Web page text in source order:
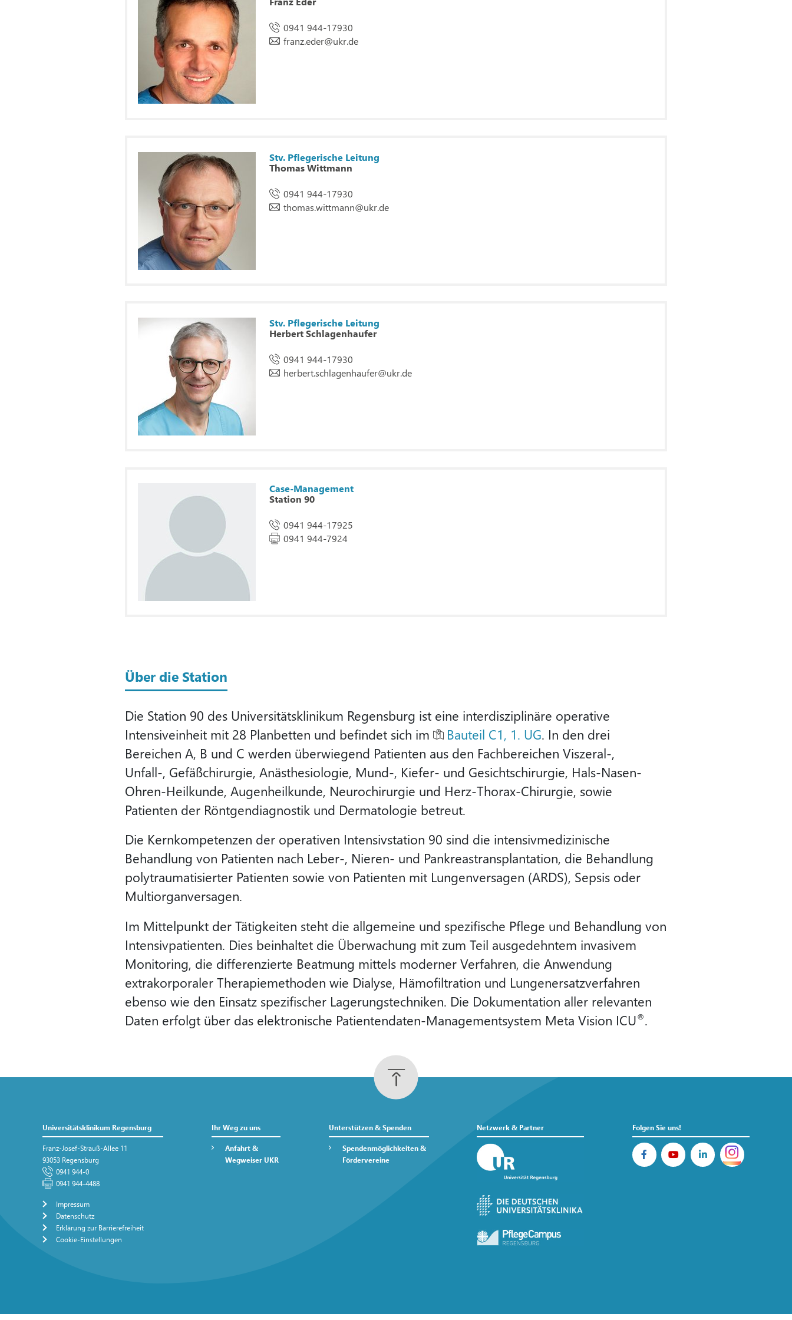
0941 944-17930
franz.eder@ukr.de
Stv. Pflegerische Leitung
Thomas Wittmann
0941 944-17930
thomas.wittmann@ukr.de
Stv. Pflegerische Leitung
Herbert Schlagenhaufer
0941 944-17930
herbert.schlagenhaufer@ukr.de
Case-Management
Station 90
0941 944-17925
0941 944-7924
Über die Station
Die Station 90 des Universitätsklinikum Regensburg ist eine interdisziplinäre operative
Intensiveinheit mit 28 Planbetten und befindet sich im
Bauteil C1, 1. UG. In den drei
Bereichen A, B und C werden überwiegend Patienten aus den Fachbereichen Viszeral-,
Unfall-, Gefäßchirurgie, Anästhesiologie, Mund-, Kiefer- und Gesichtschirurgie, Hals-Nasen-
Ohren-Heilkunde, Augenheilkunde, Neurochirurgie und Herz-Thorax-Chirurgie, sowie
Patienten der Röntgendiagnostik und Dermatologie betreut.
Die Kernkompetenzen der operativen Intensivstation 90 sind die intensivmedizinische
Behandlung von Patienten nach Leber-, Nieren- und Pankreastransplantation, die Behandlung
polytraumatisierter Patienten sowie von Patienten mit Lungenversagen (ARDS), Sepsis oder
Multiorganversagen.
Im Mittelpunkt der Tätigkeiten steht die allgemeine und spezifische Pflege und Behandlung von
Intensivpatienten. Dies beinhaltet die Überwachung mit zum Teil ausgedehntem invasivem
Monitoring, die differenzierte Beatmung mittels moderner Verfahren, die Anwendung
extrakorporaler Therapiemethoden wie Dialyse, Hämofiltration und Lungenersatzverfahren
ebenso wie den Einsatz spezifischer Lagerungstechniken. Die Dokumentation aller relevanten
Daten erfolgt über das elektronische Patientendaten-Managementsystem Meta Vision ICU®.
Universitätsklinikum Regensburg
Franz-Josef-Strauß-Allee 11
93053 Regensburg
0941 944-0
0941 944-4488
Impressum
Datenschutz
Erklärung zur Barrierefreiheit
Cookie-Einstellungen
Ihr Weg zu uns
Anfahrt &
Wegweiser UKR
Unterstützen & Spenden
Spendenmöglichkeiten &
Fördervereine
Netzwerk & Partner Folgen Sie uns!